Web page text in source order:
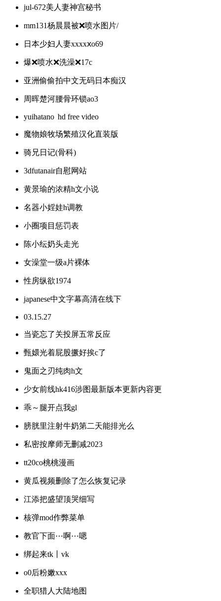
jul-672美人妻神宫秘书
mm131杨晨晨被❌️喷水图片/
日本少妇人妻xxxxⅹo69
爆❌喷水❌洗澡❌17c
亚洲偷偷拍中文无码日本痴汉
周晖楚河腰骨环锁ao3
yuihatano hd free video
魔物娘牧场繁殖汉化直装版
骑兄日记(骨科)
3dfutanair自慰网站
黄景瑜的浓精h文小说
名器小婬娃h调教
小圈项目惩罚表
陈小纭奶头走光
女澡堂一级a片裸体
性房纵欲1974
japanese中文字幕高清在线下
03.15.27
当瓷忘了关投屏五常反应
甄嬛光着屁股撅好挨c了
鬼面之刃纯肉h文
少女前线hk416涉图最新版本更新内容更
乖～腿开点我gl
膀胱里注射牛奶第二天能排光么
私密按摩师无删减2023
tt20co桃桃漫画
黄瓜视频删除了怎么恢复记录
江添把盛望顶哭细写
核弹mod作弊菜单
教官下面⋯啊⋯嗯
绑起来tk丨vk
o0后粉嫩xxx
全职猎人大陆地图